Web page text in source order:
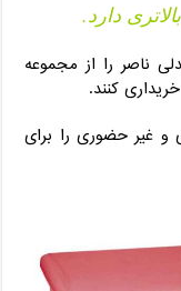
دارد.
ناصر را از مجموعه
کنند.
و غیر حضوری را برای